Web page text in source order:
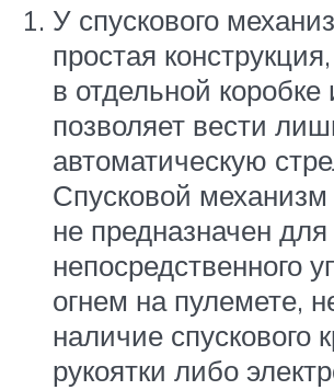
У спускового
простая
в отдельной коробке
позволяет вести
автоматическую
Спусковой механизм
не предназначен для
непосредственного
огнем на пулемете,
наличие спускового
рукоятки либо